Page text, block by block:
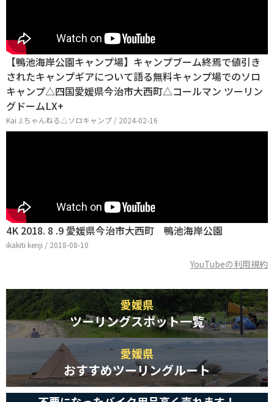
【鴨池海岸公園キャンプ場】キャンプブーム終焉で値引き
されたキャンプギアについて語る無料キャンプ場でのソロ
キャンプ△四国愛媛県今治市大西町△コールマン ツーリン
グドームLX+
Kai J.ちゃんねる△ソロキャンプ / 2024-02-16
4K 2018. 8 .9 愛媛県今治市大西町 鴨池海岸公園
ikakiti kenji / 2018-08-10
YouTubeの利用規約
愛媛県
ツーリングスポット一覧
愛媛県
おすすめツーリングルート